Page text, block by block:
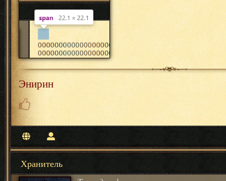
Энирин
Хранитель